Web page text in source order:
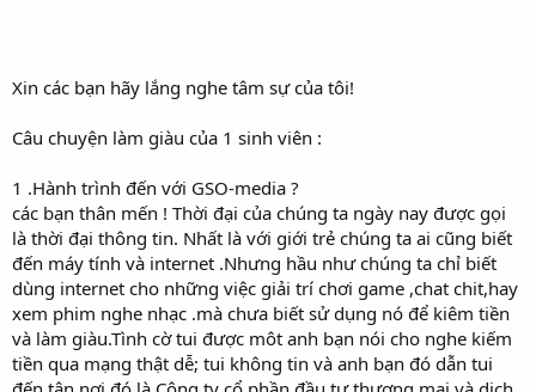
Xin các bạn hãy lắng nghe tâm sự của tôi!
Câu chuyện làm giàu của 1 sinh viên :
1 .Hành trình đến với GSO-media ?
các bạn thân mến ! Thời đại của chúng ta ngày nay được gọi
là thời đại thông tin. Nhất là với giới trẻ chúng ta ai cũng biết
đến máy tính và internet .Nhưng hầu như chúng ta chỉ biết
dùng internet cho những việc giải trí chơi game ,chat chit,hay
xem phim nghe nhạc .mà chưa biết sử dụng nó để kiêm tiền
và làm giàu.Tình cờ tui được môt anh bạn nói cho nghe kiếm
tiền qua mạng thật dễ; tui không tin và anh bạn đó dẫn tui